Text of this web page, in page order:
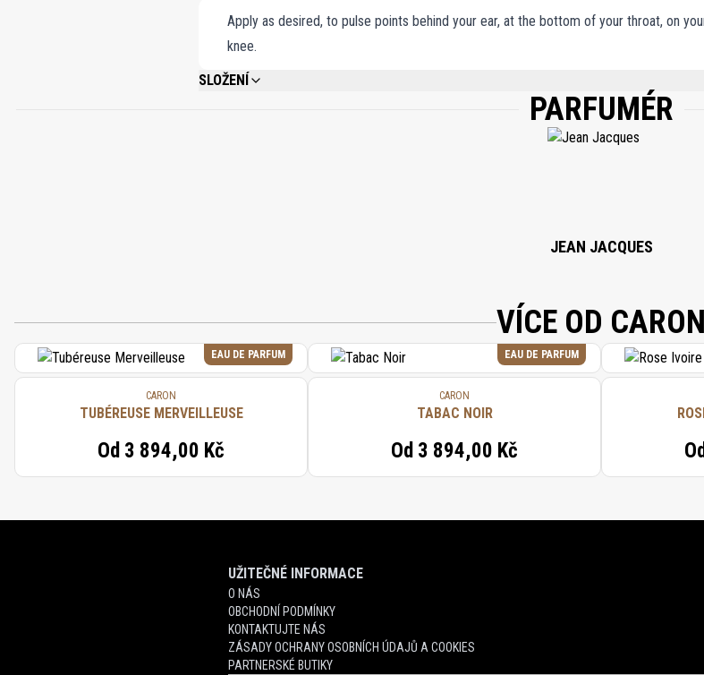
Apply as desired, to pulse points behind your ear, at the bottom of your throat, on
knee.
SLOŽENÍ
ALCOHOL DENAT., FRAGRANCE/PARFUM, WATER/AQUA, ETHYLHEXYL METHOXYCINNAMATE,
ALCOHOL, TRIS (TETRAMETHYLHYDROXYPIPERIDINOL) CITRATE, CI 17200, CI 19140, CI 42090,
COUMARIN, HYDROXYCITRONELLAL, HEXYL CINNAMAL, GERANIOL, CITRAL, 82% VOL.
PARFUMÉR
JEAN JACQUES
VÍCE OD CARON
EAU DE PARFUM
CARON
TUBÉREUSE MERVEILLEUSE
Od 3 894,00 Kč
EAU DE PARFUM
CARON
TABAC NOIR
Od 3 894,00 Kč Od
UŽITEČNÉ INFORMACE
O NÁS
OBCHODNÍ PODMÍNKY
KONTAKTUJTE NÁS
ZÁSADY OCHRANY OSOBNÍCH ÚDAJŮ A COOKIES
PARTNERSKÉ BUTIKY